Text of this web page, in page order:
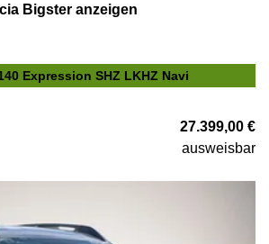
Bigster anzeigen
Expression SHZ LKHZ Navi
27.399,00 €
ausweisbar